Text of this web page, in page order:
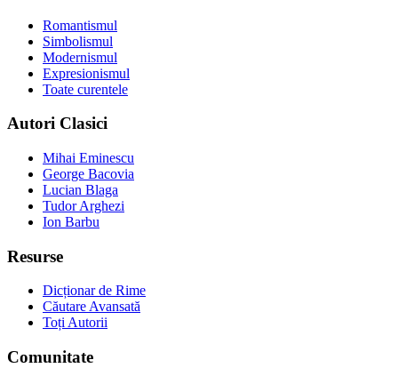
Romantismul
Simbolismul
Modernismul
Expresionismul
Toate curentele
Autori Clasici
Mihai Eminescu
George Bacovia
Lucian Blaga
Tudor Arghezi
Ion Barbu
Resurse
Dicționar de Rime
Căutare Avansată
Toți Autorii
Comunitate